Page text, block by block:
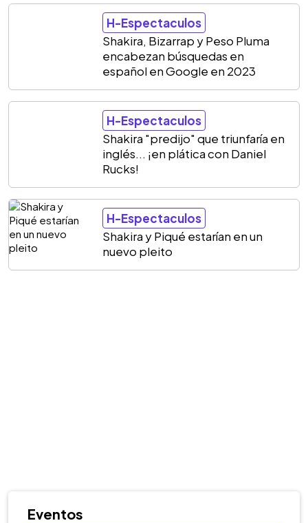
H-Espectaculos
Shakira, Bizarrap y Peso Pluma
encabezan búsquedas en
español en Google en 2023
H-Espectaculos
Shakira "predijo" que triunfaría en
inglés... ¡en plática con Daniel
Rucks!
H-Espectaculos
Shakira y Piqué estarían en un
nuevo pleito
Eventos